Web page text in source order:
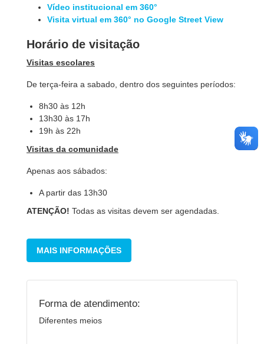
Vídeo institucional em 360°
Visita virtual em 360° no Google Street View
Horário de visitação
Visitas escolares
De terça-feira a sabado, dentro dos seguintes períodos:
8h30 às 12h
13h30 às 17h
19h às 22h
Visitas da comunidade
Apenas aos sábados:
A partir das 13h30
ATENÇÃO! Todas as visitas devem ser agendadas.
MAIS INFORMAÇÕES
Forma de atendimento:
Diferentes meios